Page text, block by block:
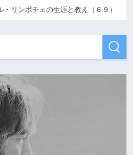
・リンポチェの生涯と教え（６９）